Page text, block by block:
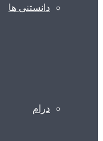
دانستنی ها
درام